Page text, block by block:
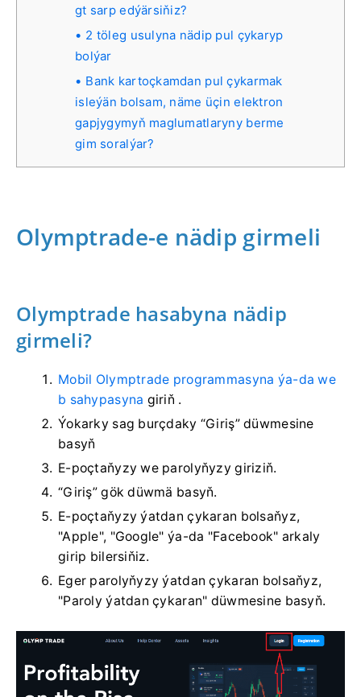
gt sarp edýärsiňiz?
2 töleg usulyna nädip pul çykaryp
bolýar
Bank kartoçkamdan pul çykarmak
isleýän bolsam, näme üçin elektron
gapjygymyň maglumatlaryny berme
gim soralýar?
Olymptrade-e nädip girmeli
Olymptrade hasabyna nädip
girmeli?
Mobil Olymptrade programmasyna ýa-da we
b sahypasyna giriň .
Ýokarky sag burçdaky “Giriş” düwmesine
basyň
E-poçtaňyzy we parolyňyzy giriziň.
“Giriş” gök düwmä basyň.
E-poçtaňyzy ýatdan çykaran bolsaňyz,
"Apple", "Google" ýa-da "Facebook" arkaly
girip bilersiňiz.
Eger parolyňyzy ýatdan çykaran bolsaňyz,
"Paroly ýatdan çykaran" düwmesine basyň.